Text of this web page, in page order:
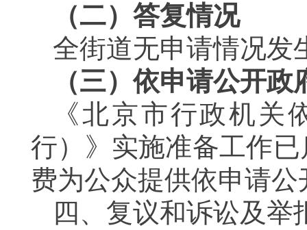
（二）答复情况
全街道无申请情况发
（三）依申请公开
《北京市行政机
行）》实施准备工作
费为公众提供依申请
四、复议和诉讼及举